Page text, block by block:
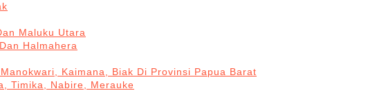
Maluku Utara
Halmahera
Kaimana, Biak Di Provinsi Papua Barat
Timika, Nabire, Merauke